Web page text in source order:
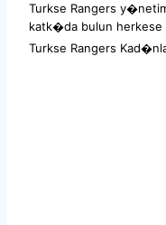
Turkse Rangers
katk�da bulun
Turkse Rangers